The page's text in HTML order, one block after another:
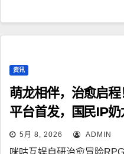
资讯
萌龙相伴，治愈启
平台首发，国民IP
5月 8, 2026 ADMIN